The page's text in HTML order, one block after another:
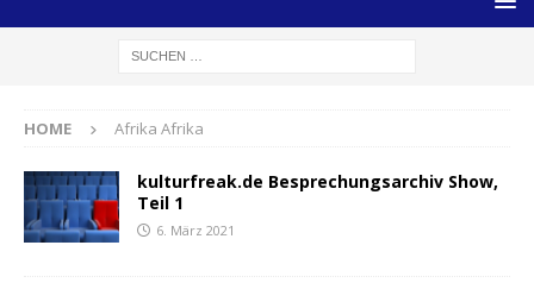
HOME Afrika Afrika
kulturfreak.de Besprechungsarchiv Show,
Teil 1
6. März 2021